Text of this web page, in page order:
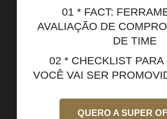
01 * FACT:
AVALIAÇÃO DE
DE TIME
02 * CHECKLIST PARA
VOCÊ VAI SER
QUERO A SUPER